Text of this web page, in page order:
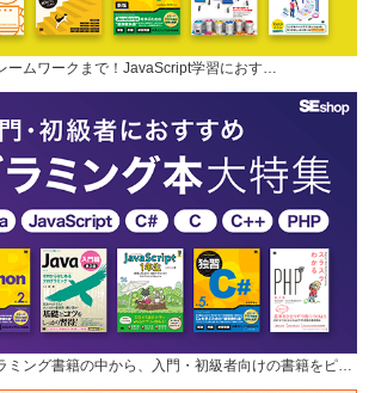
ームワークまで！JavaScript学習におす…
ミング書籍の中から、入門・初級者向けの書籍をピ…